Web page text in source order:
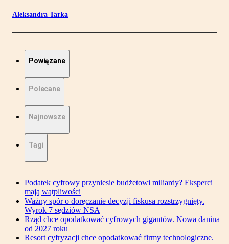
Aleksandra Tarka
Powiązane
Polecane
Najnowsze
Tagi
Podatek cyfrowy przyniesie budżetowi miliardy? Eksperci
mają wątpliwości
Ważny spór o doręczanie decyzji fiskusa rozstrzygnięty.
Wyrok 7 sędziów NSA
Rząd chce opodatkować cyfrowych gigantów. Nowa danina
od 2027 roku
Resort cyfryzacji chce opodatkować firmy technologiczne.